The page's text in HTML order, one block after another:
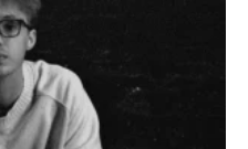
公開